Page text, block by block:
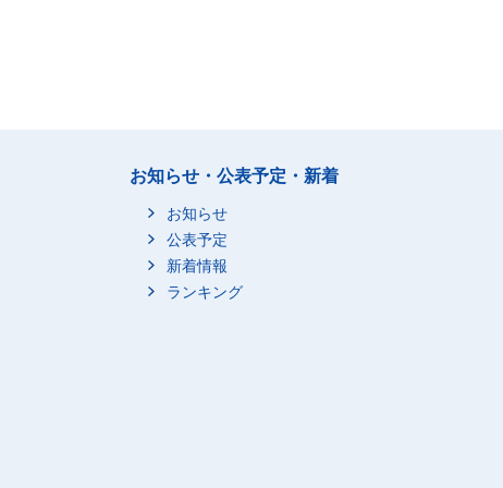
お知らせ・公表予定・新着
お知らせ
公表予定
新着情報
ランキング